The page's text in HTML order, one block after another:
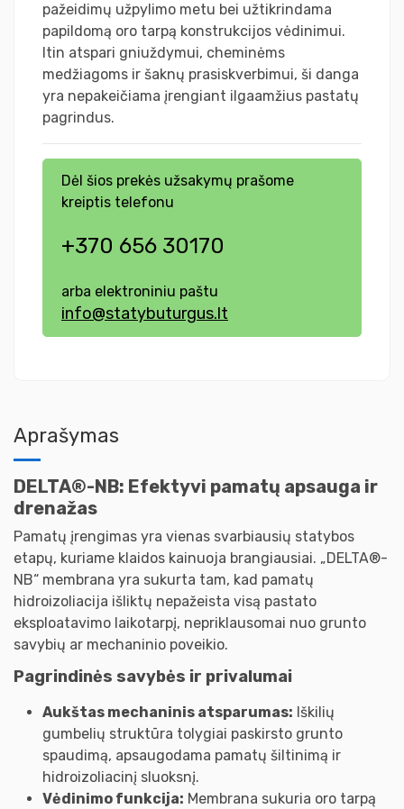
pažeidimų užpylimo metu bei užtikrindama
papildomą oro tarpą konstrukcijos vėdinimui.
Itin atspari gniuždymui, cheminėms
medžiagoms ir šaknų prasiskverbimui, ši danga
yra nepakeičiama įrengiant ilgaamžius pastatų
pagrindus.
Dėl šios prekės užsakymų prašome
kreiptis telefonu
+370 656 30170
arba elektroniniu paštu
info@statybuturgus.lt
Aprašymas
DELTA®-NB: Efektyvi pamatų apsauga ir
drenažas
Pamatų įrengimas yra vienas svarbiausių statybos
etapų, kuriame klaidos kainuoja brangiausiai. „DELTA®-
NB“ membrana yra sukurta tam, kad pamatų
hidroizoliacija išliktų nepažeista visą pastato
eksploatavimo laikotarpį, nepriklausomai nuo grunto
savybių ar mechaninio poveikio.
Pagrindinės savybės ir privalumai
Aukštas mechaninis atsparumas: Iškilių
gumbelių struktūra tolygiai paskirsto grunto
spaudimą, apsaugodama pamatų šiltinimą ir
hidroizoliacinį sluoksnį.
Vėdinimo funkcija: Membrana sukuria oro tarpą